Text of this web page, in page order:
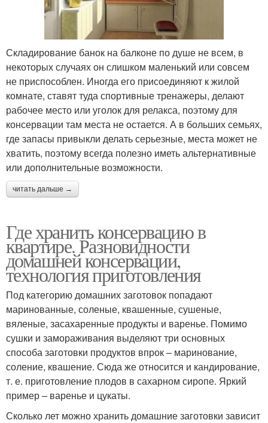
Складирование банок на балконе по душе не всем, в
некоторых случаях он слишком маленький или совсем
не приспособлен. Иногда его присоединяют к жилой
комнате, ставят туда спортивные тренажеры, делают
рабочее место или уголок для релакса, поэтому для
консервации там места не остается. А в больших семьях,
где запасы привыкли делать серьезные, места может не
хватить, поэтому всегда полезно иметь альтернативные
или дополнительные возможности.
читать дальше →
Где хранить консервацию в
квартире. Разновидности
домашней консервации,
технология приготовления
Под категорию домашних заготовок попадают
маринованные, соленые, квашенные, сушеные,
вяленые, засахаренные продукты и варенье. Помимо
сушки и замораживания выделяют три основных
способа заготовки продуктов впрок – маринование,
соление, квашение. Сюда же относится и кандирование,
т. е. приготовление плодов в сахарном сиропе. Яркий
пример – варенье и цукаты.
Сколько лет можно хранить домашние заготовки зависит